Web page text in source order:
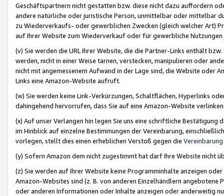
Geschäftspartnern nicht gestatten bzw. diese nicht dazu auffordern
andere natürliche oder juristische Person, unmittelbar oder mittelbar
zu Wiederverkaufs- oder gewerblichen Zwecken (gleich welcher Art)
auf Ihrer Website zum Wiederverkauf oder für gewerbliche
(v) Sie werden die URL Ihrer Website, die die Partner-Links enthält
werden, nicht in einer Weise tarnen, verstecken, manipulieren oder
nicht mit angemessenem Aufwand in der Lage sind, die Website oder
Links eine Amazon-Website aufruft.
(w) Sie werden keine Link-Verkürzungen, Schaltflächen, Hyperlinks
dahingehend hervorrufen, dass Sie auf eine Amazon-Website
(x) Auf unser Verlangen hin legen Sie uns eine schriftliche
im Hinblick auf einzelne Bestimmungen der Vereinbarung,
vorlegen, stellt dies einen erheblichen Verstoß gegen die Vereinbarung
(y) Sofern Amazon dem nicht zugestimmt hat darf Ihre Website nicht
(z) Sie werden auf Ihrer Website keine Programminhalte anzeigen
Amazon-Websites sind (z. B. von anderen Einzelhändlern
oder anderen Informationen oder Inhalte anzeigen oder anderweitig